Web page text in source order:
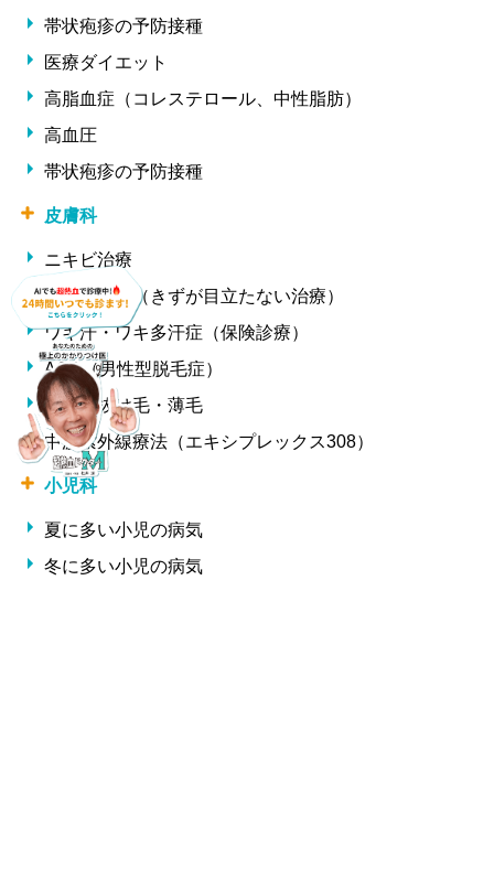
帯状疱疹の予防接種
医療ダイエット
高脂血症（コレステロール、中性脂肪）
高血圧
帯状疱疹の予防接種
皮膚科
ニキビ治療
ほくろ除去（きずが目立たない治療）
ワキ汗・ワキ多汗症（保険診療）
AGA（男性型脱毛症）
女性の抜け毛・薄毛
中波紫外線療法（エキシプレックス308）
小児科
夏に多い小児の病気
冬に多い小児の病気